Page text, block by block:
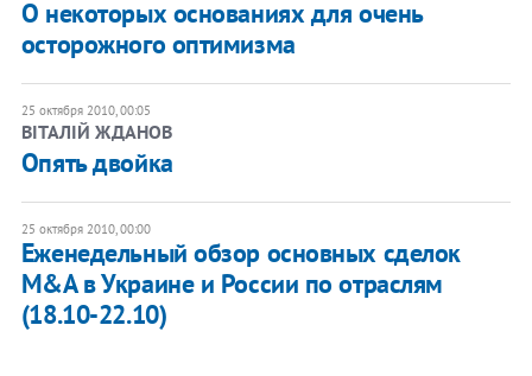
О некоторых основаниях для очень
осторожного оптимизма
25 октября 2010, 00:05
ВІТАЛІЙ ЖДАНОВ
​Опять двойка
25 октября 2010, 00:00
​Еженедельный обзор основных сделок
M&A в Украине и России по отраслям
(18.10-22.10)